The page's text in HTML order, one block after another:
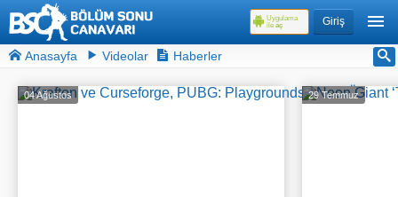
Giriş
Uygulama
ile aç
Anasayfa Videolar Haberler
04 Ağustos 29 Temmuz